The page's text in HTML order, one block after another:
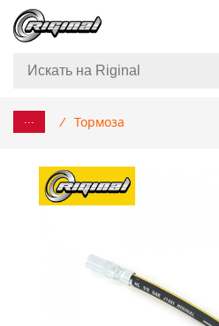
... / Тормоза